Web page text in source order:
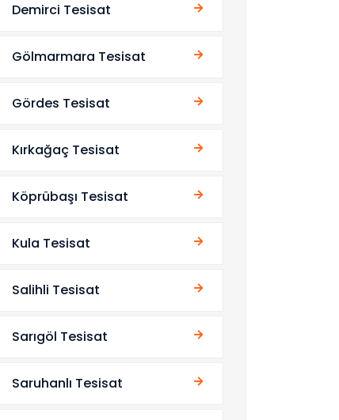
Demirci Tesisat
Gölmarmara Tesisat
Gördes Tesisat
Kırkağaç Tesisat
Köprübaşı Tesisat
Kula Tesisat
Salihli Tesisat
Sarıgöl Tesisat
Saruhanlı Tesisat